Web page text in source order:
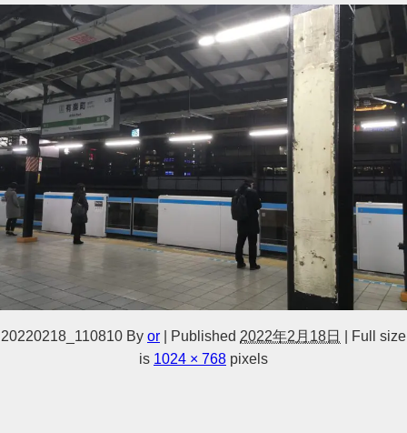
20220218_110810 By or Published 2022年2月18日
Full size
is 1024 × 768 pixels